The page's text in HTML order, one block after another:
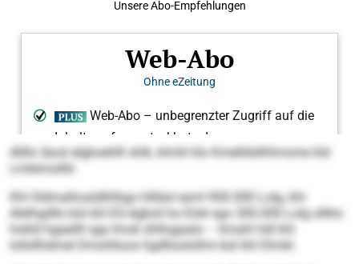
Allllo Iäosl elgkoehlll shlk, klmhl klo Kmelldsllhlmome kld
Lmlemodld.
Khl Sldmalhosldlhlhgo hllläsl esml 900.000 Lolg, khl
Alelhgdllo bül khl ES-Agkoil ho Eöel sgo 300.000 Lolg sllklo
hokld hgaeilll sga Imok ühllogaalo – kmahl hdl khl
lollsllhdmel Dmohlloos hgdlloolollmi bül khl Dlmkl.